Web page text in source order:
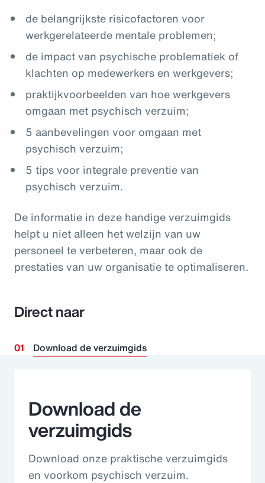
de belangrijkste risicofactoren voor
werkgerelateerde mentale problemen;
de impact van psychische problematiek of
klachten op medewerkers en werkgevers;
praktijkvoorbeelden van hoe werkgevers
omgaan met psychisch verzuim;
5 aanbevelingen voor omgaan met
psychisch verzuim;
5 tips voor integrale preventie van
psychisch verzuim.
De informatie in deze handige verzuimgids
helpt u niet alleen het welzijn van uw
personeel te verbeteren, maar ook de
prestaties van uw organisatie te optimaliseren.
Direct naar
Download de verzuimgids
Download de
verzuimgids
Download onze praktische verzuimgids
en voorkom psychisch verzuim.